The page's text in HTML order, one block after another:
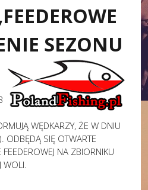
SEZONU
WĘDKARZY, ŻE W DNIU
SIĘ OTWARTE
NA ZBIORNIKU
WOLI.